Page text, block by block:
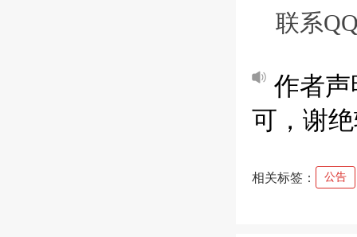
联系
作者
可，谢
相关标签： 公告